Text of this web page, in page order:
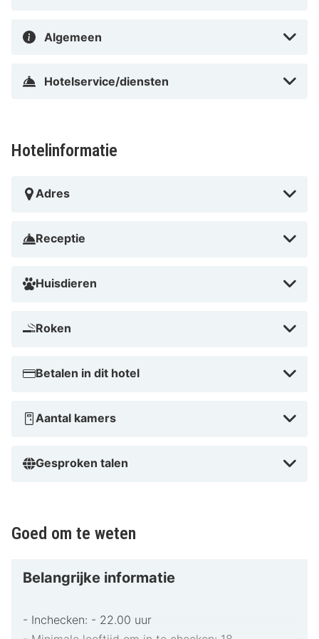
horen een bureau en een zitruimte en de kamers
Afstanden worden weergegeven tot op 0,1 mijl en
1 km Yachthafen Grömitz - 1,4 km Strand van Lenste -
1,7 km Haus der Natur - 6 km Strand van Rettin - 9 km
Badestrand Kellenhusen - 12,4 km Holstein Switzerland
Strand van Dahme - 14,4 km Nysted-Platz - 14,6 km De
(LBC) - 65,8 km Luchthaven van Hamburg (HAM) -
Met een verblijf bij aja Groemitz in Grömitz, bevind je
van Grömitz. Dit hotel bij het strand ligt op 0,2 km van
Vlak bij Grömitzer Welle
Algemeen
Hotelservice/diensten
Hotelinformatie
Adres
Receptie
Huisdieren
Roken
Betalen in dit hotel
Aantal kamers
Gesproken talen
Goed om te weten
Belangrijke informatie
- Inchecken: - 22.00 uur